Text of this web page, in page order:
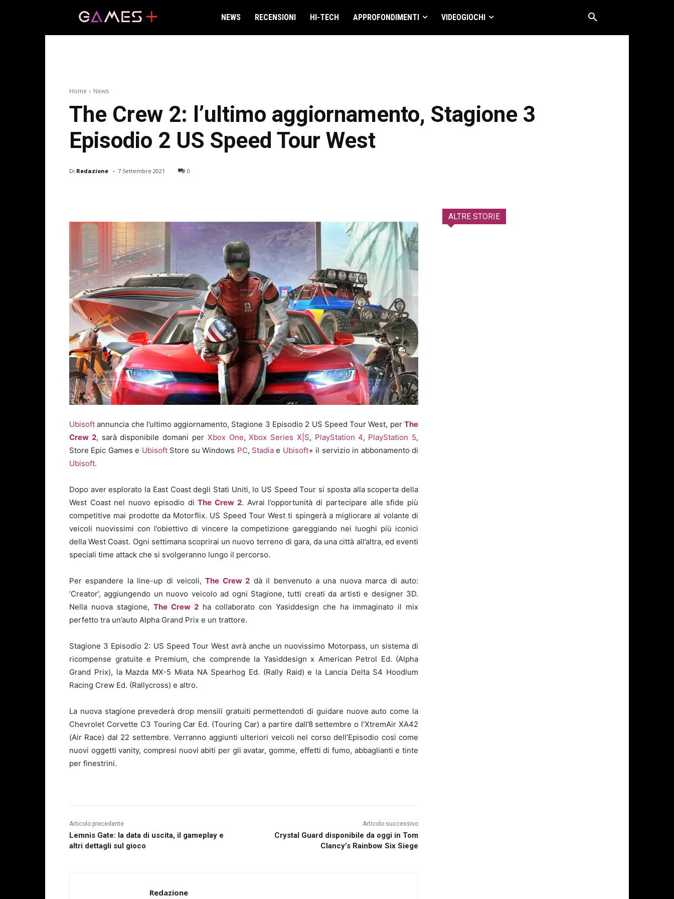
NEWS RECENSIONI HI-TECH APPROFONDIMENTI VIDEOGIOCHI
Home News
The Crew 2: l’ultimo aggiornamento, Stagione 3
Episodio 2 US Speed Tour West
Di Redazione - 7 Settembre 2021 0
Ubisoft annuncia che l’ultimo aggiornamento, Stagione 3 Episodio 2 US Speed Tour West, per The
Crew 2, sarà disponibile domani per Xbox One,Xbox Series X|S, PlayStation 4, PlayStation 5,
Store Epic Games e UbisoftStore su Windows PC, Stadiae Ubisoft+ il servizio in abbonamento di
Ubisoft.
Dopo aver esplorato la East Coast degli Stati Uniti, lo US Speed Tour si sposta alla scoperta della
West Coast nel nuovo episodio diThe Crew 2. Avrai l’opportunità di partecipare alle sfide più
competitive mai prodotte da Motorflix. US Speed Tour West ti spingerà a migliorare al volante di
veicoli nuovissimi con l’obiettivo di vincere la competizione gareggiando nei luoghi più iconici
della West Coast. Ogni settimana scoprirai un nuovo terreno di gara, da una città all’altra, ed eventi
speciali time attack che si svolgeranno lungo il percorso.
Per espandere la line-up di veicoli,The Crew 2 dà il benvenuto a una nuova marca di auto:
‘Creator’, aggiungendo un nuovo veicolo ad ogni Stagione, tutti creati da artisti e designer 3D.
Nella nuova stagione, The Crew 2 ha collaborato con Yasiddesign che ha immaginato il mix
perfetto tra un’auto Alpha Grand Prix e un trattore.
Stagione 3 Episodio 2: US Speed Tour West avrà anche un nuovissimo Motorpass, un sistema di
ricompense gratuite e Premium, che comprende la Yasiddesign x American Petrol Ed. (Alpha
Grand Prix), la Mazda MX-5 Miata NA Spearhog Ed. (Rally Raid) e la Lancia Delta S4 Hoodlum
Racing Crew Ed. (Rallycross) e altro.
La nuova stagione prevederà drop mensili gratuiti permettendoti di guidare nuove auto come la
Chevrolet Corvette C3 Touring Car Ed. (Touring Car) a partire dall’8 settembre o l’XtremAir XA42
(Air Race) dal 22 settembre. Verranno aggiunti ulteriori veicoli nel corso dell’Episodio così come
nuovi oggetti vanity, compresi nuovi abiti per gli avatar, gomme, effetti di fumo, abbaglianti e tinte
per finestrini.
Articolo precedente
Lemnis Gate: la data di uscita, il gameplay e
altri dettagli sul gioco
Articolo successivo
Crystal Guard disponibile da oggi in Tom
Clancy’s Rainbow Six Siege
Redazione
ALTRE STORIE